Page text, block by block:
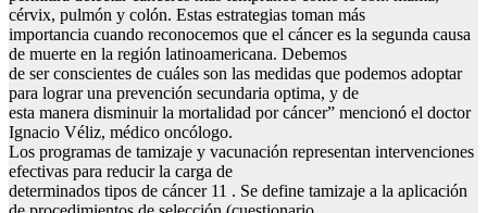
cérvix, pulmón y colón. Estas estrategias toman más
importancia cuando reconocemos que el cáncer es la segunda causa
de muerte en la región latinoamericana. Debemos
de ser conscientes de cuáles son las medidas que podemos adoptar
para lograr una prevención secundaria optima, y de
esta manera disminuir la mortalidad por cáncer” mencionó el doctor
Ignacio Véliz, médico oncólogo.
Los programas de tamizaje y vacunación representan intervenciones
efectivas para reducir la carga de
determinados tipos de cáncer 11 . Se define tamizaje a la aplicación